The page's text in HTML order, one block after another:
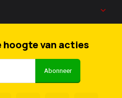
hoogte van acties
Abonneer